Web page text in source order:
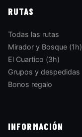
RUTAS
Todas las rutas
Mirador y Bosque (1h)
El Cuartico (3h)
Grupos y despedidas
Bonos regalo
INFORMACIÓN